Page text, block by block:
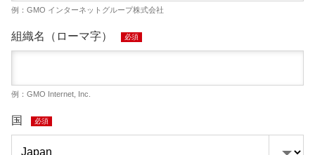
例：GMO インターネットグループ株式会社
組織名（ローマ字） 必須
例：GMO Internet, Inc.
国 必須